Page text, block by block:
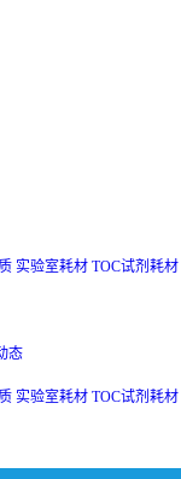
实验室耗材 TOC试剂耗材
态
实验室耗材 TOC试剂耗材